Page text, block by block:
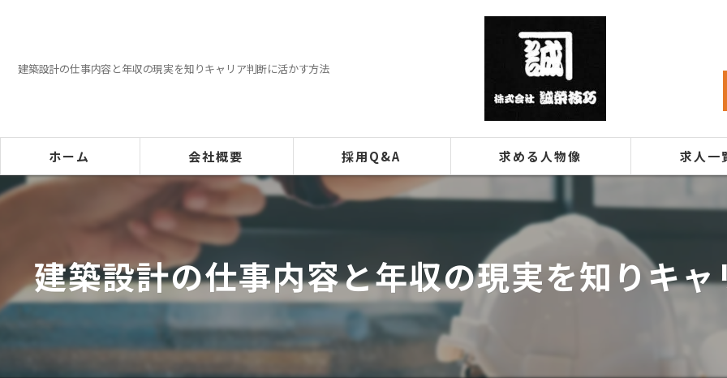
建築設計の仕事内容と年収の現実を知りキャリア判断に活かす方法
ホーム 会社概要
代表挨拶
ビジョン
事業案内
採用Q&A 求める人物像 求人一
建築設計の仕事内容と年収の現実を知りキ